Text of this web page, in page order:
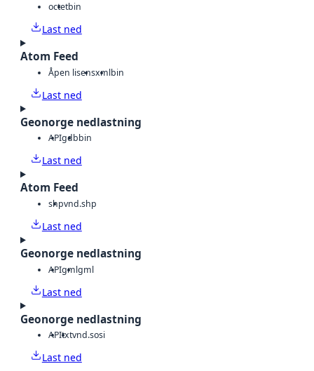
octetbin
Last ned
Atom Feed
Åpen lisensxmlbin
Last ned
Geonorge nedlastning
APIgdbbin
Last ned
Atom Feed
shpvnd.shp
Last ned
Geonorge nedlastning
APIgmlgml
Last ned
Geonorge nedlastning
APItxtvnd.sosi
Last ned